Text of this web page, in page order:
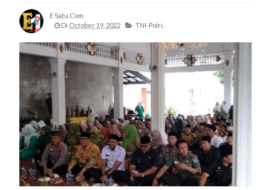
E Satu.com
Di October 19, 2022 TNI-Polri,